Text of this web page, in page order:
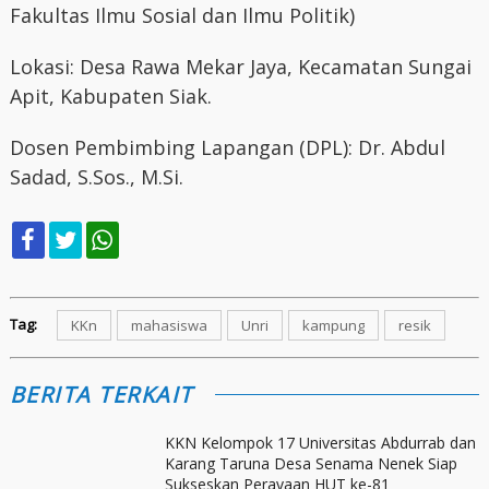
Fakultas Ilmu Sosial dan Ilmu Politik)
Lokasi: Desa Rawa Mekar Jaya, Kecamatan Sungai
Apit, Kabupaten Siak.
Dosen Pembimbing Lapangan (DPL): Dr. Abdul
Sadad, S.Sos., M.Si.
Tag: KKn mahasiswa Unri kampung resik
BERITA TERKAIT
KKN Kelompok 17 Universitas Abdurrab dan
Karang Taruna Desa Senama Nenek Siap
Sukseskan Perayaan HUT ke-81